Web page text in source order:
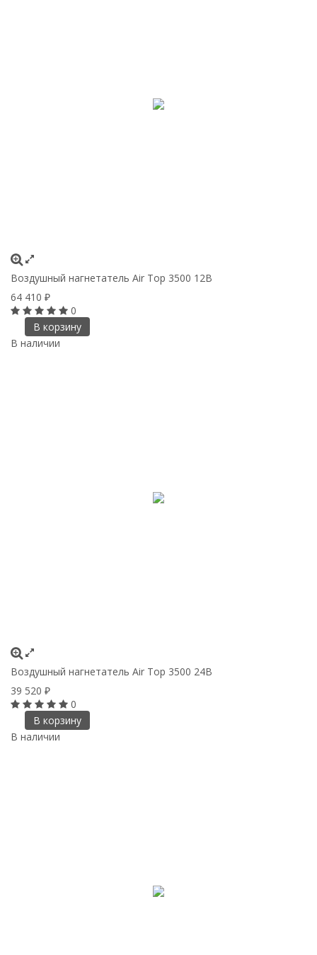
Воздушный нагнетатель Air Top 3500 12В
64 410 ₽
0
В корзину
В наличии
Воздушный нагнетатель Air Top 3500 24В
39 520 ₽
0
В корзину
В наличии